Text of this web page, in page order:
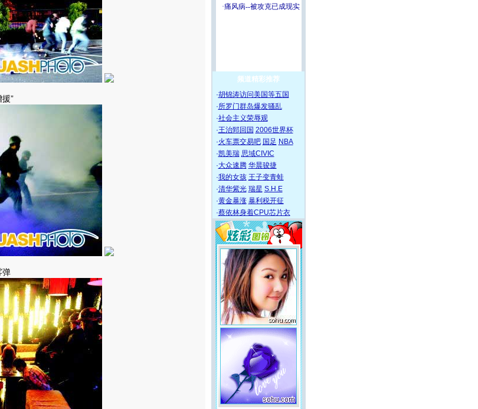
”
弹
频道精彩推荐
·胡锦涛访问美国等五国
·所罗门群岛爆发骚乱
·社会主义荣辱观
·王治郅回国 2006世界杯
·火车票交易吧 国足 NBA
·凯美瑞 思域CIVIC
·大众速腾 华晨骏捷
·我的女孩 王子变青蛙
·清华紫光 瑞星 S.H.E
·黄金暴涨 暴利税开征
·蔡依林身着CPU芯片衣